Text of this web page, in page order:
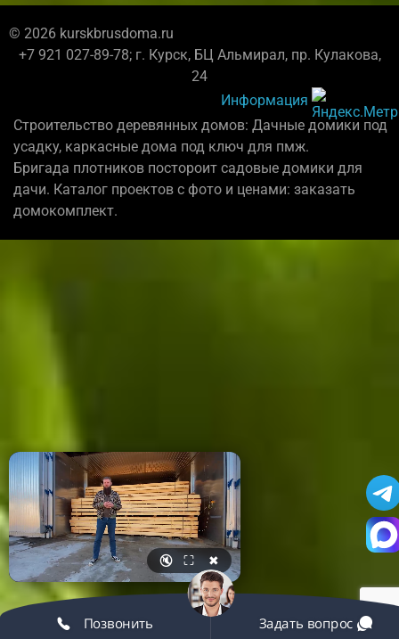
© 2026 kurskbrusdoma.ru
+7 921 027-89-78; г. Курск, БЦ Альмирал, пр. Кулакова,
24
Информация
Строительство деревянных домов: Дачные домики под
усадку, каркасные дома под ключ для пмж.
Бригада плотников постороит садовые домики для
дачи. Каталог проектов с фото и ценами: заказать
домокомплект.
🔇 ⛶ ✖
Позвонить Задать вопрос